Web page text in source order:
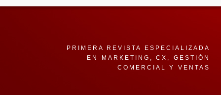
PRIMERA REVISTA ESPECIALIZADA
EN MARKETING, CX, GESTIÓN
COMERCIAL Y VENTAS